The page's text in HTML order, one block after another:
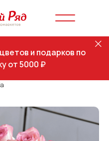
и подарков по
от 5000 ₽